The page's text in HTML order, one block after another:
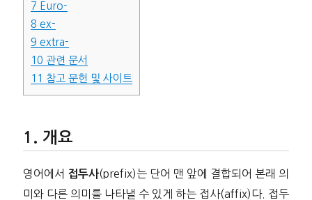
7 Euro-
8 ex-
9 extra-
10 관련 문서
11 참고 문헌 및 사이트
개요
영어에서 접두사(prefix)는 단어 맨 앞에 결합되어 본래 의
미와 다른 의미를 나타낼 수 있게 하는 접사(affix)다. 접두